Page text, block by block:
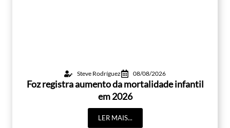
Steve Rodríguez 08/08/2026
Foz registra aumento da mortalidade infantil
em 2026
LER MAIS...